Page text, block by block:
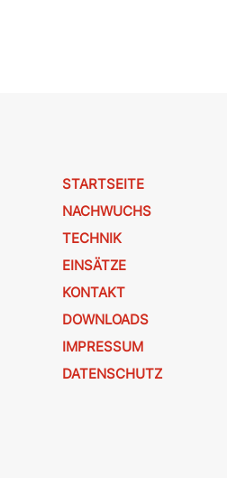
STARTSEITE
NACHWUCHS
TECHNIK
EINSÄTZE
KONTAKT
DOWNLOADS
IMPRESSUM
DATENSCHUTZ